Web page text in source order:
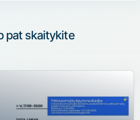
pat skaitykite